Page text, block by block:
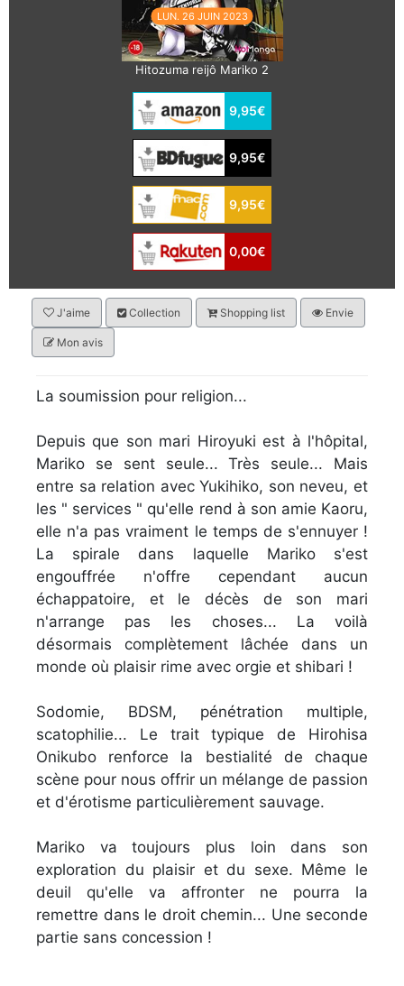
LUN. 26 JUIN 2023
Hitozuma reijô Mariko 2
9,95€
9,95€
9,95€
0,00€
J'aime Collection Shopping list Envie
Mon avis
La soumission pour religion...
Depuis que son mari Hiroyuki est à l'hôpital,
Mariko se sent seule... Très seule... Mais
entre sa relation avec Yukihiko, son neveu, et
les " services " qu'elle rend à son amie Kaoru,
elle n'a pas vraiment le temps de s'ennuyer !
La spirale dans laquelle Mariko s'est
engouffrée n'offre cependant aucun
échappatoire, et le décès de son mari
n'arrange pas les choses... La voilà
désormais complètement lâchée dans un
monde où plaisir rime avec orgie et shibari !
Sodomie, BDSM, pénétration multiple,
scatophilie... Le trait typique de Hirohisa
Onikubo renforce la bestialité de chaque
scène pour nous offrir un mélange de passion
et d'érotisme particulièrement sauvage.
Mariko va toujours plus loin dans son
exploration du plaisir et du sexe. Même le
deuil qu'elle va affronter ne pourra la
remettre dans le droit chemin... Une seconde
partie sans concession !